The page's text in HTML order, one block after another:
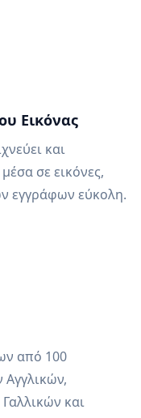
Εικόνας
και
σε εικόνες,
εγγράφων εύκολη.
από 100
και